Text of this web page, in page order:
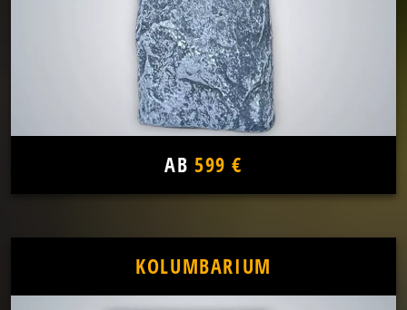
AB 599 €
KOLUMBARIUM